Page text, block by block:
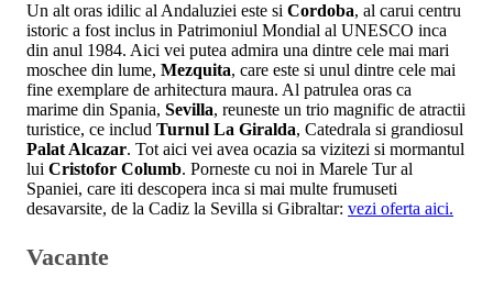
Un alt oras idilic al Andaluziei este si Cordoba, al carui centru
istoric a fost inclus in Patrimoniul Mondial al UNESCO inca
din anul 1984. Aici vei putea admira una dintre cele mai mari
moschee din lume, Mezquita, care este si unul dintre cele mai
fine exemplare de arhitectura maura. Al patrulea oras ca
marime din Spania, Sevilla, reuneste un trio magnific de atractii
turistice, ce includ Turnul La Giralda, Catedrala si grandiosul
Palat Alcazar. Tot aici vei avea ocazia sa vizitezi si mormantul
lui Cristofor Columb. Porneste cu noi in Marele Tur al
Spaniei, care iti descopera inca si mai multe frumuseti
desavarsite, de la Cadiz la Sevilla si Gibraltar: vezi oferta aici.
Vacante